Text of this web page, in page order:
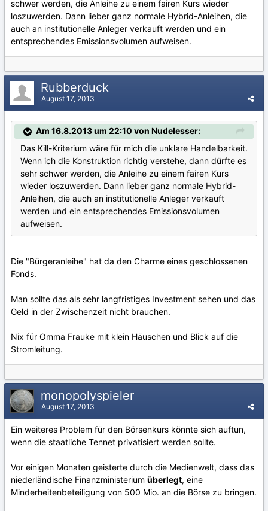
schwer werden, die Anleihe zu einem fairen Kurs wieder
loszuwerden. Dann lieber ganz normale Hybrid-Anleihen, die
auch an institutionelle Anleger verkauft werden und ein
entsprechendes Emissionsvolumen aufweisen.
Rubberduck
August 17, 2013
Am 16.8.2013 um 22:10 von Nudelesser:
Das Kill-Kriterium wäre für mich die unklare Handelbarkeit.
Wenn ich die Konstruktion richtig verstehe, dann dürfte es
sehr schwer werden, die Anleihe zu einem fairen Kurs
wieder loszuwerden. Dann lieber ganz normale Hybrid-
Anleihen, die auch an institutionelle Anleger verkauft
werden und ein entsprechendes Emissionsvolumen
aufweisen.
Die "Bürgeranleihe" hat da den Charme eines geschlossenen
Fonds.
Man sollte das als sehr langfristiges Investment sehen und das
Geld in der Zwischenzeit nicht brauchen.
Nix für Omma Frauke mit klein Häuschen und Blick auf die
Stromleitung.
monopolyspieler
August 17, 2013
Ein weiteres Problem für den Börsenkurs könnte sich auftun,
wenn die staatliche Tennet privatisiert werden sollte.
Vor einigen Monaten geisterte durch die Medienwelt, dass das
niederländische Finanzministerium überlegt, eine
Minderheitenbeteiligung von 500 Mio. an die Börse zu bringen.